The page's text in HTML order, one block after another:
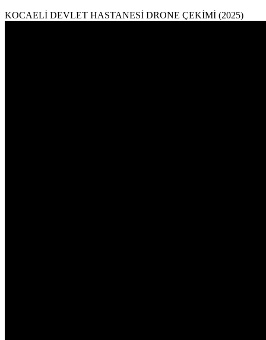
KOCAELİ DEVLET HASTANESİ DRONE ÇEKİMİ (2025)